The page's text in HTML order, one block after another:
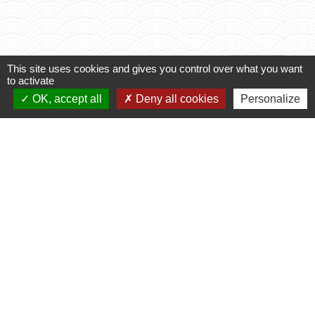
Voir tout
Contacts
This site uses cookies and gives you control over what you want
to activate
OK, accept all
Deny all cookies Personalize